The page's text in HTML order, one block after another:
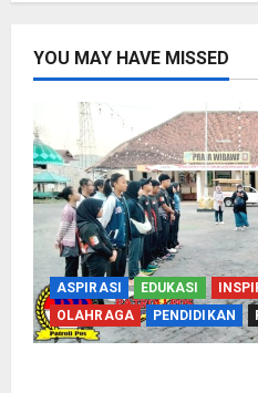
YOU MAY HAVE MISSED
ASPIRASI EDUKASI
OLAHRAGA
PENDIDIKAN